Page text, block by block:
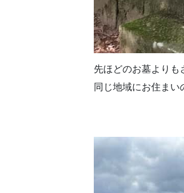
先ほどのお墓よりも
同じ地域にお住まい